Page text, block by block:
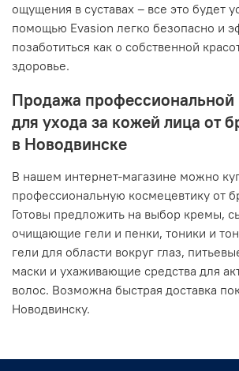
ощущения в суставах – все это будет
помощью Evasion легко безопасно и
позаботиться как о собственной
здоровье.
Продажа профессиональной
для ухода за кожей лица от
в Новодвинске
В нашем интернет-магазине можно
профессиональную космецевтику от
Готовы предложить на выбор кремы,
очищающие гели и пенки, тоники и
гели для области вокруг глаз,
маски и ухаживающие средства для
волос. Возможна быстрая доставка
Новодвинску.